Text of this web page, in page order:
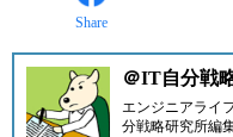
Share
＠IT自分戦
エンジニアライ
分戦略研究所編